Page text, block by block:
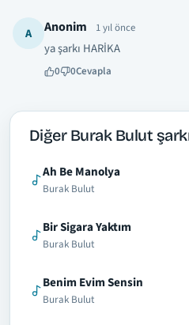
A Anonim 1 yıl önce
ya şarkı HARİKA
0 0Cevapla
Diğer Burak Bulut
Ah Be Manolya
Burak Bulut
Bir Sigara Yaktım
Burak Bulut
Benim Evim Sensin
Burak Bulut